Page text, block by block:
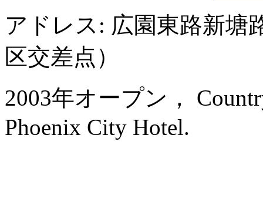
アドレス: 広園東路新塘
区交差点）
2003年オープン，
Phoenix City Hotel.